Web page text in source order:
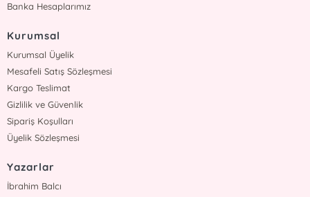
Banka Hesaplarımız
Kurumsal
Kurumsal Üyelik
Mesafeli Satış Sözleşmesi
Kargo Teslimat
Gizlilik ve Güvenlik
Sipariş Koşulları
Üyelik Sözleşmesi
Yazarlar
İbrahim Balcı